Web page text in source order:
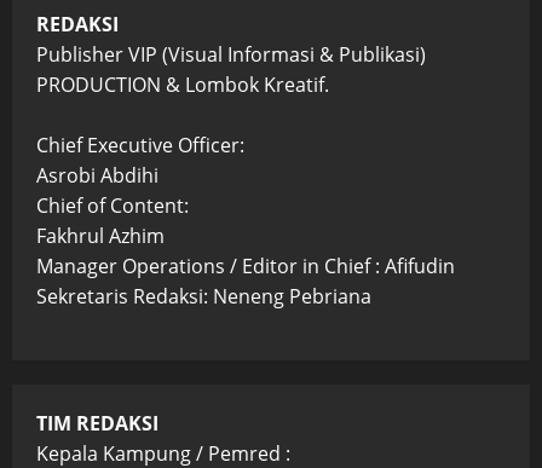
REDAKSI
Publisher VIP (Visual Informasi & Publikasi)
PRODUCTION & Lombok Kreatif.
Chief Executive Officer:
Asrobi Abdihi
Chief of Content:
Fakhrul Azhim
Manager Operations / Editor in Chief : Afifudin
Sekretaris Redaksi: Neneng Pebriana
TIM REDAKSI
Kepala Kampung / Pemred :